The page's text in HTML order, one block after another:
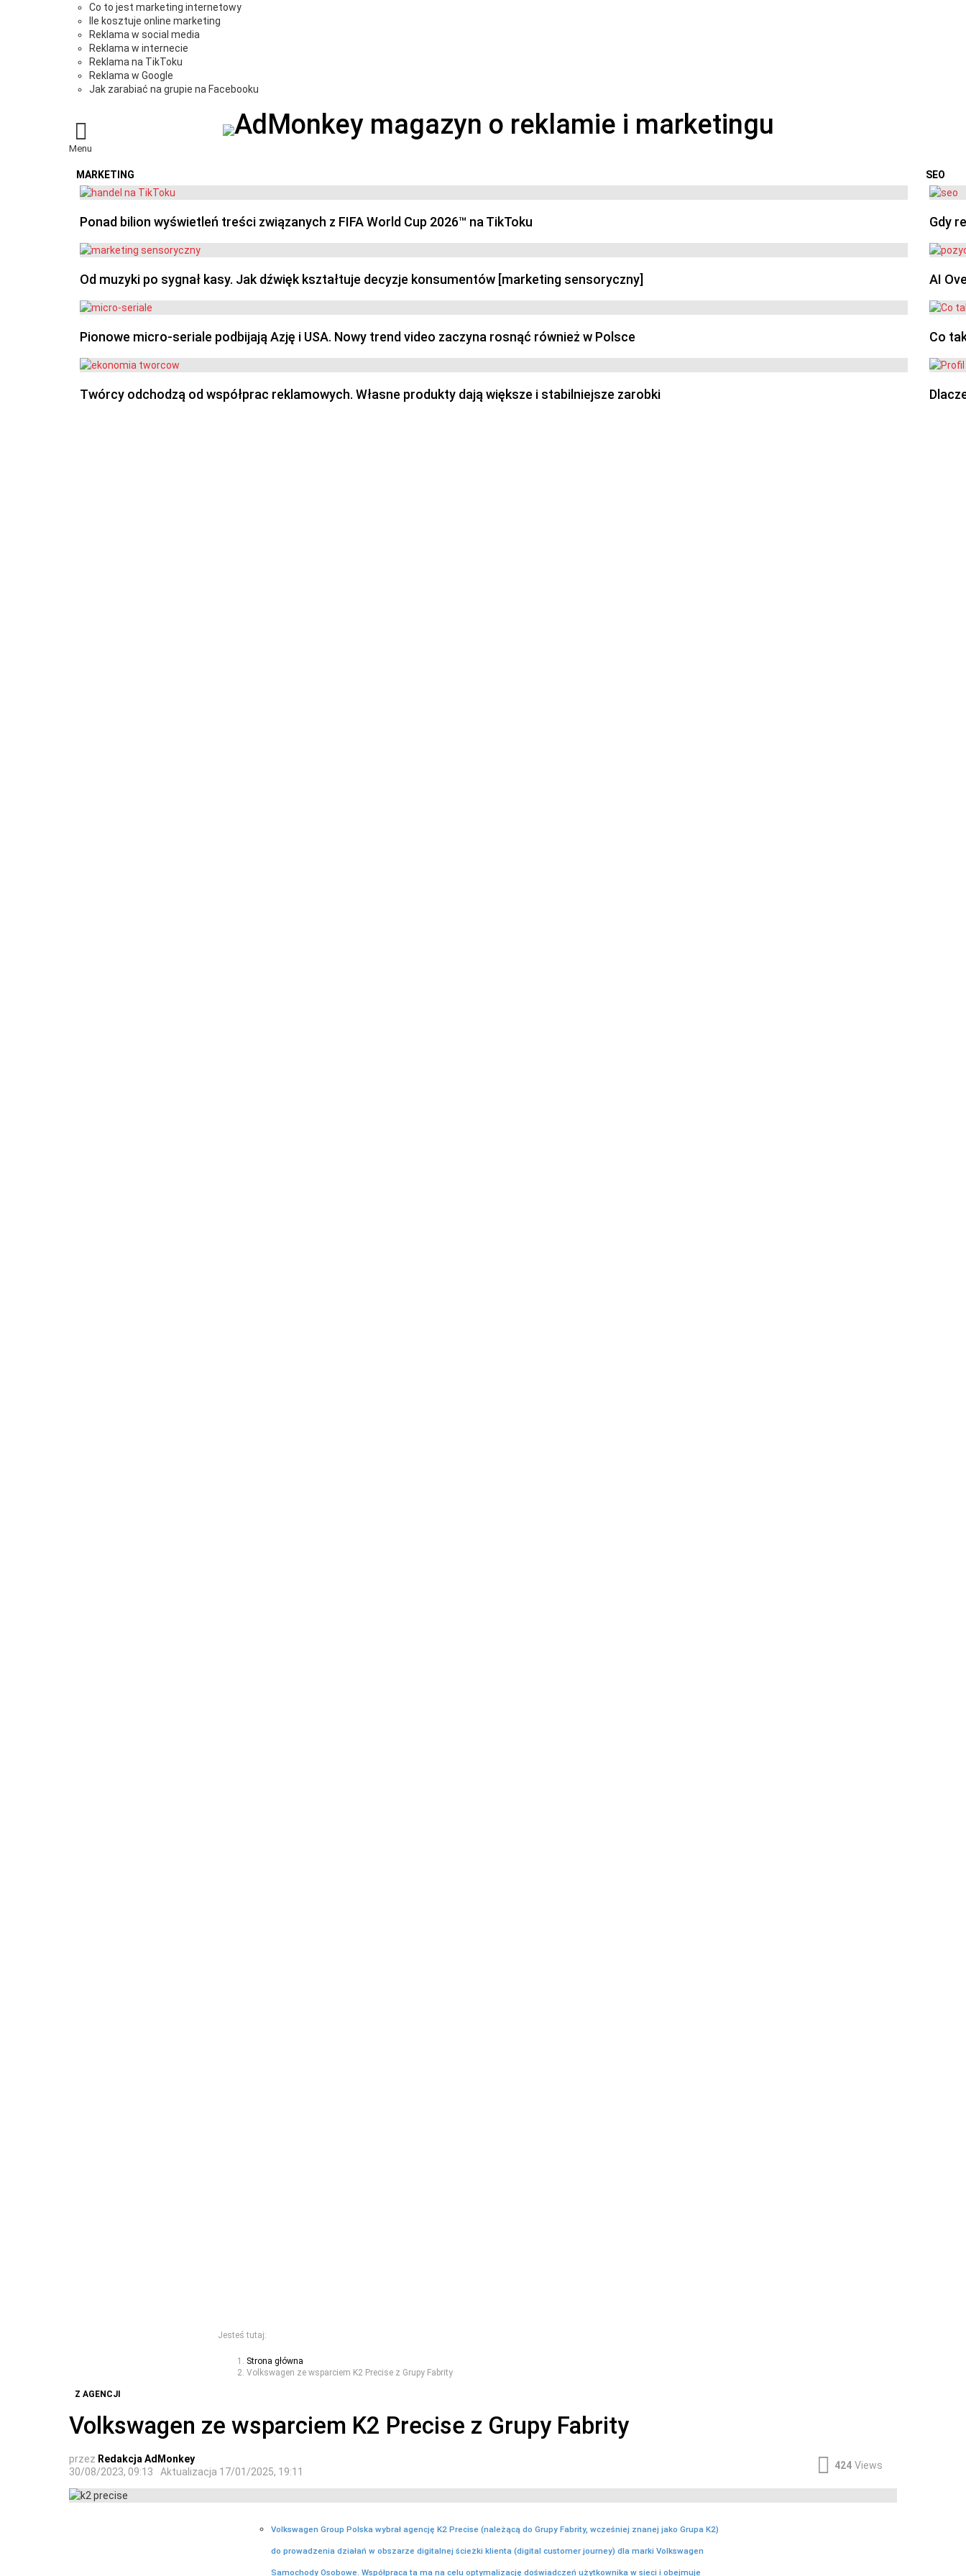
Co to jest marketing internetowy
Ile kosztuje online marketing
Reklama w social media
Reklama w internecie
Reklama na TikToku
Reklama w Google
Jak zarabiać na grupie na Facebooku
Menu magazyn o marketingu, reklamie i kreatywności
MARKETING
OSTATNIE
Ponad bilion wyświetleń treści związanych z FIFA World Cup 2026™ na TikToku
Od muzyki po sygnał kasy. Jak dźwięk kształtuje decyzje konsumentów [marketing sensoryczny]
Pionowe micro-seriale podbijają Azję i USA. Nowy trend video zaczyna rosnąć również w Polsce
Twórcy odchodzą od współprac reklamowych. Własne produkty dają większe i stabilniejsze zarobki
SEO
Gdy
AI
Co
Jesteś tutaj:
Strona główna
Volkswagen ze wsparciem K2 Precise z Grupy Fabrity
Z AGENCJI
Volkswagen ze wsparciem K2 Precise z Grupy Fabrity
przez Redakcja AdMonkey
30/08/2023, 09:13
Aktualizacja 17/01/2025, 19:11
424 Views
Volkswagen Group Polska wybrał agencję K2 Precise (należącą do Grupy Fabrity, wcześniej znanej jako Grupa K2)
do prowadzenia działań w obszarze digitalnej ścieżki klienta (digital customer journey) dla marki Volkswagen
Samochody Osobowe. Współpraca ta ma na celu optymalizację doświadczeń użytkownika w sieci i obejmuje